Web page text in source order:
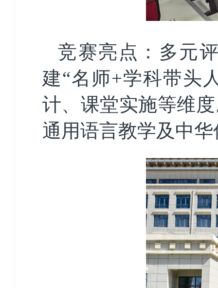
竞赛亮点：多元
建“名师+学科带头
计、课堂实施等维
通用语言教学及中